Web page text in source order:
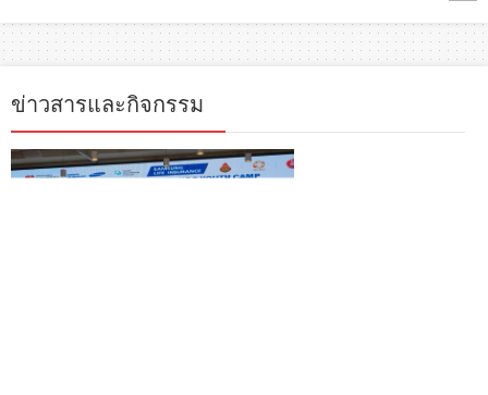
ข่าวสารและกิจกรรม